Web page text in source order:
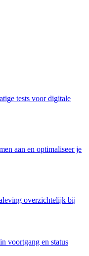
tests voor digitale
aan en optimaliseer je
overzichtelijk bij
voortgang en status